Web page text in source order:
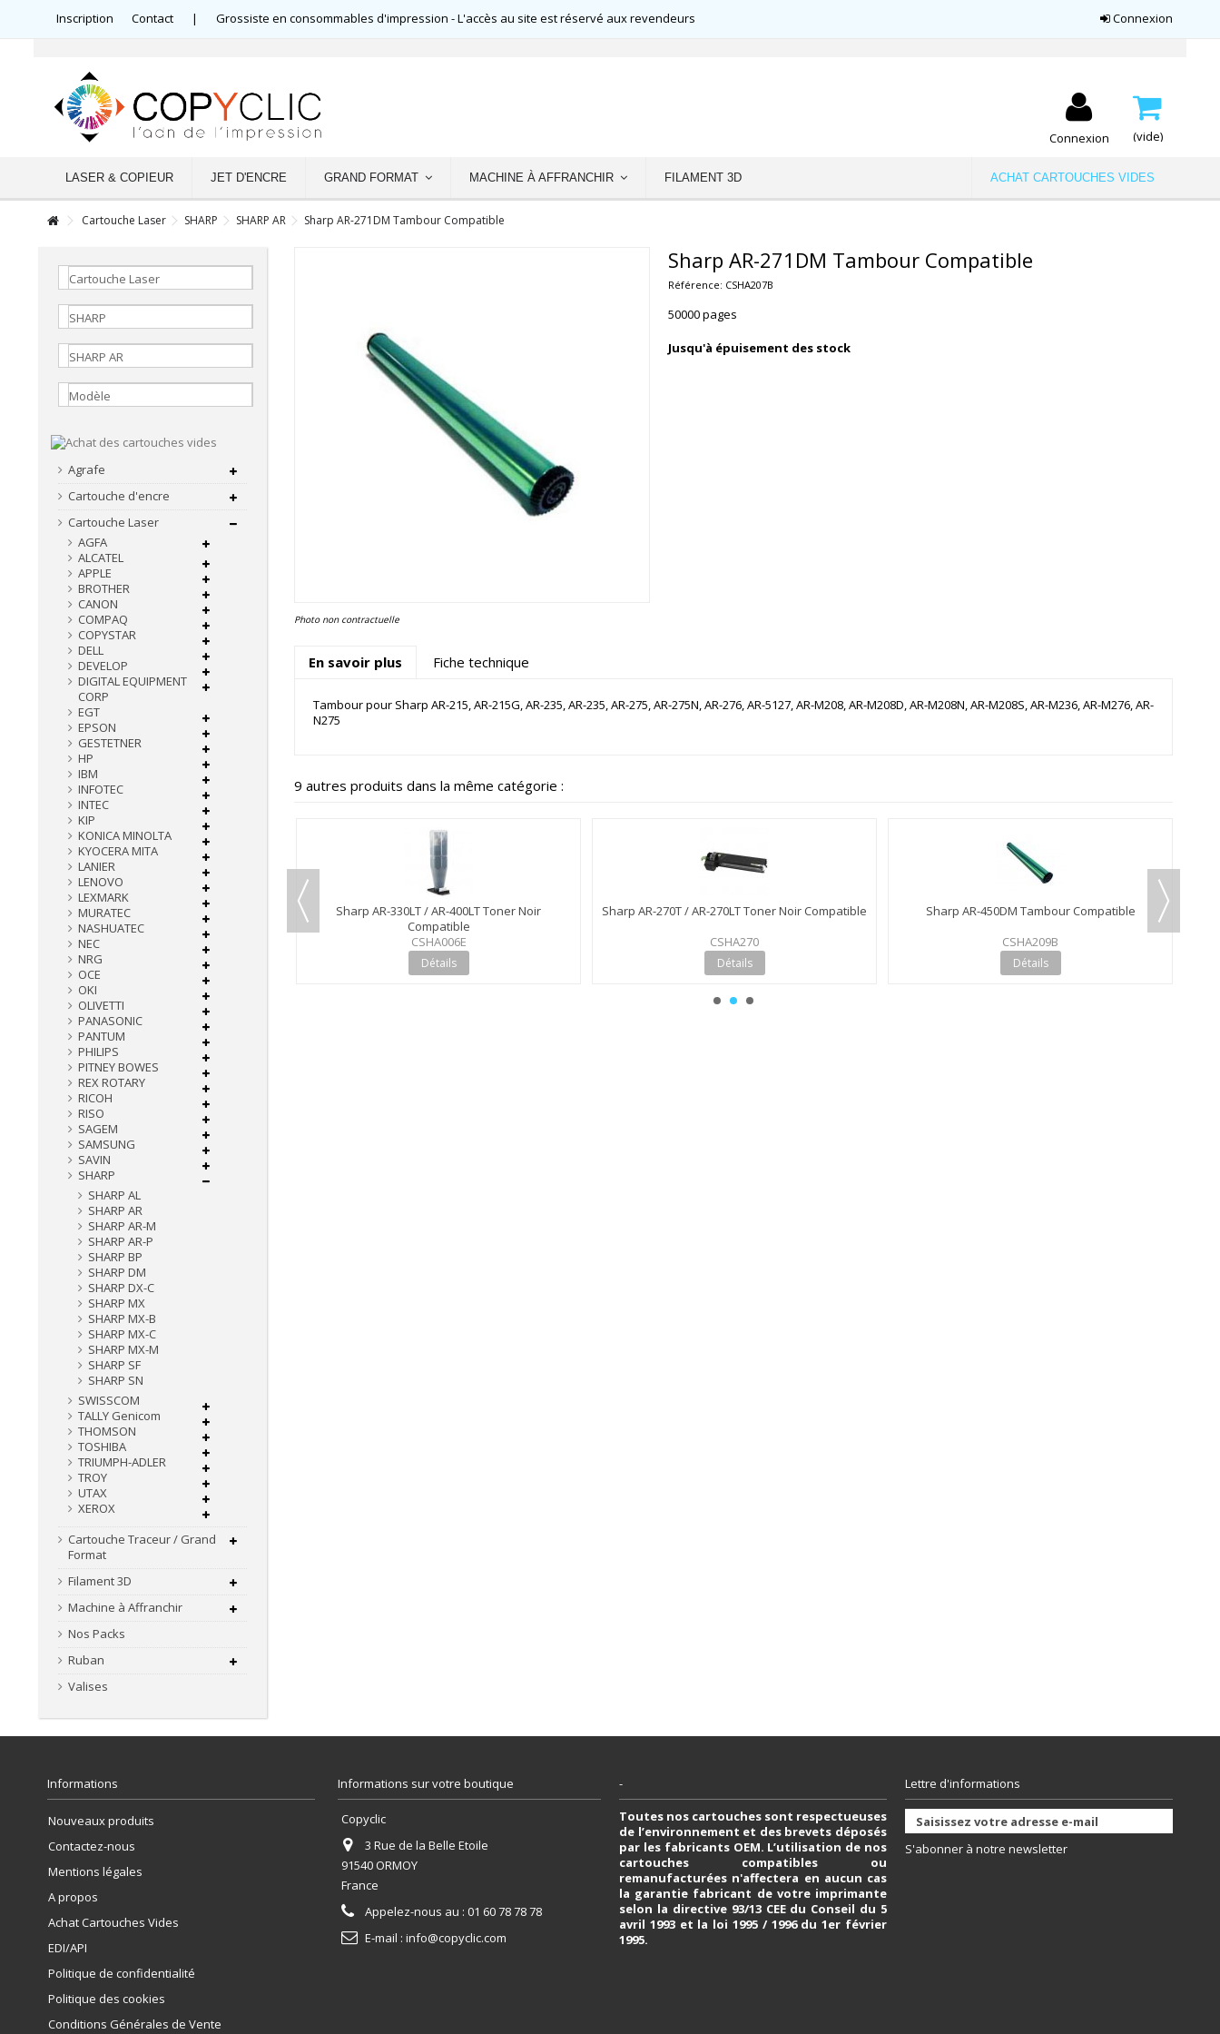
Connexion
Inscription Contact | Grossiste en consommables d'impression - L'accès au site est réservé aux revendeurs
(vide)
Connexion
LASER & COPIEUR JET D'ENCRE GRAND FORMAT MACHINE À AFFRANCHIR FILAMENT 3D ACHAT CARTOUCHES VIDES
Cartouche Laser SHARP SHARP AR Sharp AR-271DM Tambour Compatible
Cartouche Laser
SHARP
SHARP AR
Modèle
Agrafe
Cartouche d'encre
Cartouche Laser
AGFA
ALCATEL
APPLE
BROTHER
CANON
COMPAQ
COPYSTAR
DELL
DEVELOP
DIGITAL EQUIPMENT
CORP
EGT
EPSON
GESTETNER
HP
IBM
INFOTEC
INTEC
KIP
KONICA MINOLTA
KYOCERA MITA
LANIER
LENOVO
LEXMARK
MURATEC
NASHUATEC
NEC
NRG
OCE
OKI
OLIVETTI
PANASONIC
PANTUM
PHILIPS
PITNEY BOWES
REX ROTARY
RICOH
RISO
SAGEM
SAMSUNG
SAVIN
SHARP
SHARP AL
SHARP AR
SHARP AR-M
SHARP AR-P
SHARP BP
SHARP DM
SHARP DX-C
SHARP MX
SHARP MX-B
SHARP MX-C
SHARP MX-M
SHARP SF
SHARP SN
SWISSCOM
TALLY Genicom
THOMSON
TOSHIBA
TRIUMPH-ADLER
TROY
UTAX
XEROX
Cartouche Traceur / Grand
Format
Filament 3D
Machine à Affranchir
Nos Packs
Ruban
Valises
Photo non contractuelle
Sharp AR-271DM Tambour Compatible
Référence: CSHA207B
50000 pages
Jusqu'à épuisement des stock
En savoir plus Fiche technique
Tambour pour Sharp AR-215, AR-215G, AR-235, AR-235, AR-275, AR-275N, AR-276, AR-5127, AR-M208, AR-M208D, AR-M208N, AR-M208S, AR-M236, AR-M276, AR-
N275
9 autres produits dans la même catégorie :
Sharp AR-202LT / AR-M160 Toner Noir
Compatible
Sharp AR-330LT / AR-400LT Toner Noir
Compatible
CSHA006E
Détails
Sharp AR-270T / AR-270LT Toner Noir Compatible
CSHA270
Détails
Sharp AR-450DM Tambour Compatible
CSHA209B
Détails
Informations
Nouveaux produits
Contactez-nous
Mentions légales
A propos
Achat Cartouches Vides
EDI/API
Politique de confidentialité
Politique des cookies
Conditions Générales de Vente
Informations sur votre boutique
Copyclic
3 Rue de la Belle Etoile
91540 ORMOY
France
Appelez-nous au : 01 60 78 78 78
E-mail : info@copyclic.com
Lettre d'informations
S'abonner à notre newsletter
-
Toutes nos cartouches sont respectueuses
de l’environnement et des brevets déposés
par les fabricants OEM. L’utilisation de nos
cartouches compatibles ou
remanufacturées n'affectera en aucun cas
la garantie fabricant de votre imprimante
selon la directive 93/13 CEE du Conseil du 5
avril 1993 et la loi 1995 / 1996 du 1er février
1995.